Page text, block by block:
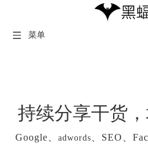
菜单
持续分享干货
Google、 adwords 、SEO、